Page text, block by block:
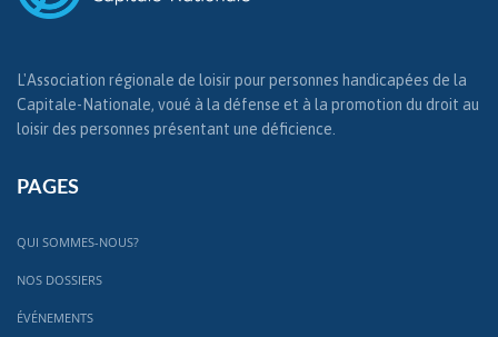
L'Association régionale de loisir pour personnes handicapées de la
Capitale-Nationale, voué à la défense et à la promotion du droit au
loisir des personnes présentant une déficience.
PAGES
QUI SOMMES-NOUS?
NOS DOSSIERS
ÉVÉNEMENTS